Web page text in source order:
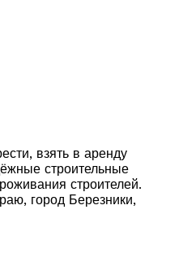
взять в аренду
строительные
строителей.
город Березники,